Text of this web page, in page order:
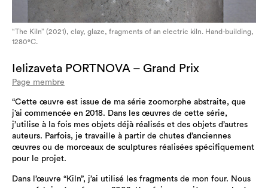
“The Kiln” (2021), clay, glaze, fragments of an electric kiln. Hand-building,
1280°C.
Ielizaveta PORTNOVA – Grand Prix
Page membre
“Cette œuvre est issue de ma série zoomorphe abstraite, que
j’ai commencée en 2018. Dans les œuvres de cette série,
j’utilise à la fois mes objets déjà réalisés et des objets d’autres
auteurs. Parfois, je travaille à partir de chutes d’anciennes
œuvres ou de morceaux de sculptures réalisées spécifiquement
pour le projet.
Dans l’œuvre “Kiln”, j’ai utilisé les fragments de mon four. Nous